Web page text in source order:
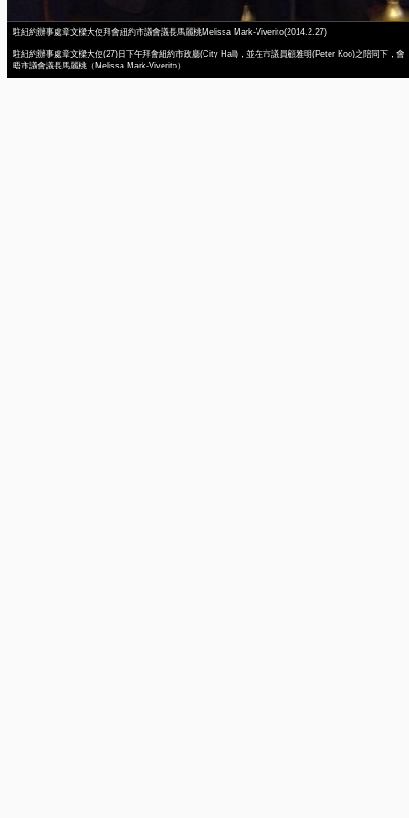
駐紐約辦事處章文樑大使拜會紐約市議會議長馬麗桃Melissa Mark-Viverito(2014.2.27)
駐紐約辦事處章文樑大使(27)日下午拜會紐約市政廳(City Hall)，並在市議員顧雅明(Peter Koo)之陪同下，會
晤市議會議長馬麗桃（Melissa Mark-Viverito）